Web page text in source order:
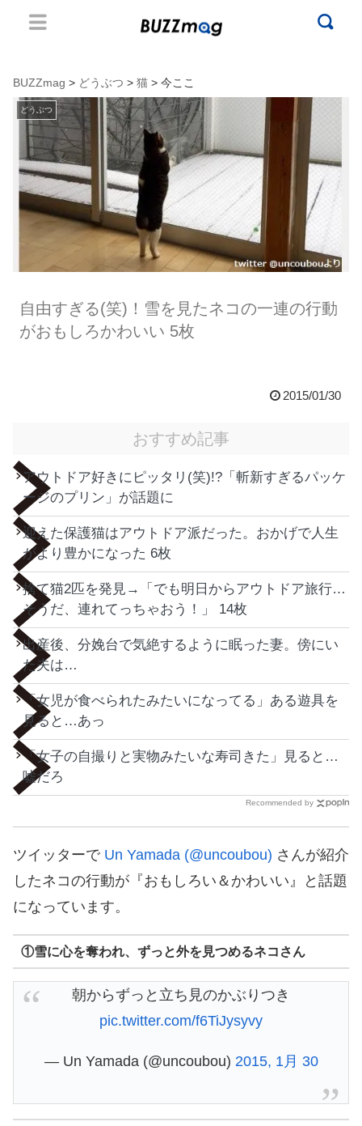
BUZZmag > どうぶつ > 猫 > 今ここ
どうぶつ
自由すぎる(笑)！雪を見たネコの一連の行動
がおもしろかわいい 5枚
2015/01/30
おすすめ記事
アウトドア好きにピッタリ(笑)!?「斬新すぎるパッケ
ージのプリン」が話題に
迎えた保護猫はアウトドア派だった。おかげで人生
がより豊かになった 6枚
捨て猫2匹を発見→「でも明日からアウトドア旅行…
そうだ、連れてっちゃおう！」 14枚
出産後、分娩台で気絶するように眠った妻。傍にい
た夫は…
「女児が食べられたみたいになってる」ある遊具を
見ると…あっ
「女子の自撮りと実物みたいな寿司きた」見ると…
嘘だろ
Recommended by
ツイッターで Un Yamada (@uncoubou) さんが紹介
したネコの行動が『おもしろい＆かわいい』と話題
になっています。
①雪に心を奪われ、ずっと外を見つめるネコさん
朝からずっと立ち見のかぶりつき
pic.twitter.com/f6TiJysyvy
— Un Yamada (@uncoubou) 2015, 1月 30